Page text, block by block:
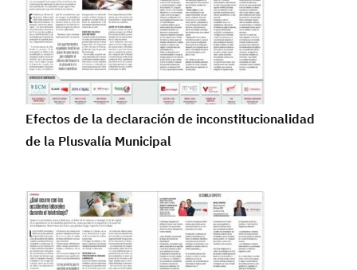
Efectos de la declaración de inconstitucionalidad
de la Plusvalía Municipal